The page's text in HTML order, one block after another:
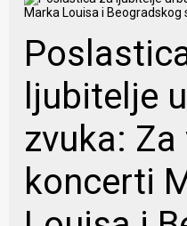
ljubitelje
zvuka: Za
koncerti